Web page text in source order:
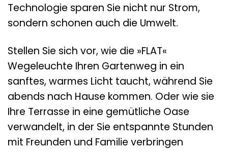
Technologie sparen Sie nicht nur Strom,
sondern schonen auch die Umwelt.
Stellen Sie sich vor, wie die »FLAT«
Wegeleuchte Ihren Gartenweg in ein
sanftes, warmes Licht taucht, während Sie
abends nach Hause kommen. Oder wie sie
Ihre Terrasse in eine gemütliche Oase
verwandelt, in der Sie entspannte Stunden
mit Freunden und Familie verbringen